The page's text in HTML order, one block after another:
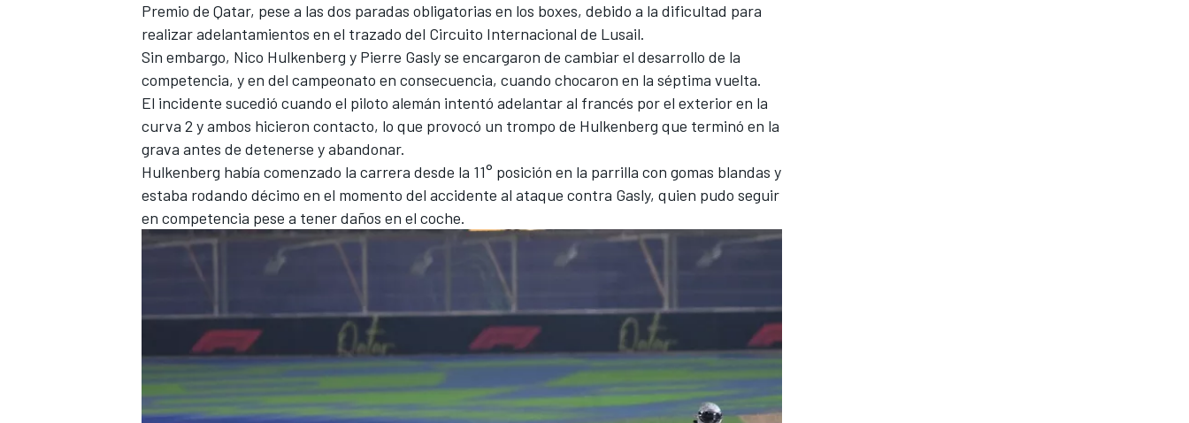
Premio de Qatar, pese a las dos paradas obligatorias en los boxes, debido a la dificultad para
realizar adelantamientos en el trazado del Circuito Internacional de Lusail.
Sin embargo, Nico Hulkenberg y Pierre Gaslyse encargaron de cambiar el desarrollo de la
competencia, y en del campeonato en consecuencia, cuando chocaron en la séptima vuelta.
El incidente sucedió cuando el piloto alemán intentó adelantar al francés por el exterior en la
curva 2 y ambos hicieron contacto, lo que provocó un trompo de Hulkenberg que terminó en la
grava antes de detenerse y abandonar.
Hulkenberg había comenzado la carrera desde la 11° posición en la parrilla con gomas blandas y
estaba rodando décimo en el momento del accidente al ataque contra Gasly, quien pudo seguir
en competencia pese a tener daños en el coche.